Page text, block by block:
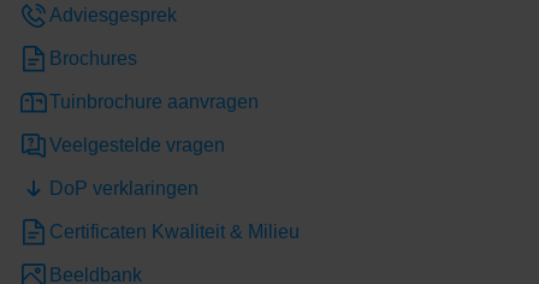
Adviesgesprek
Brochures
Tuinbrochure aanvragen
Veelgestelde vragen
DoP verklaringen
Certificaten Kwaliteit & Milieu
Beeldbank